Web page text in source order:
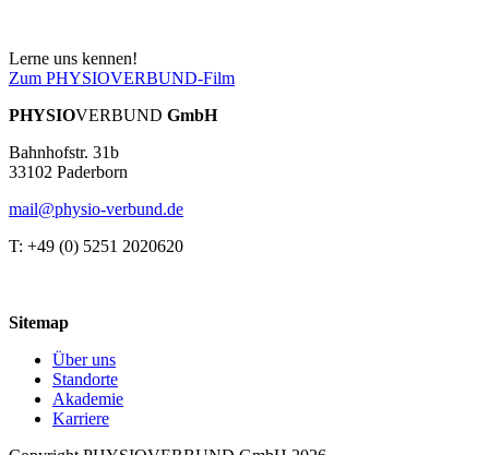
Lerne uns kennen!
Zum PHYSIOVERBUND-Film
PHYSIOVERBUND GmbH
Bahnhofstr. 31b
33102 Paderborn
mail@physio-verbund.de
T: +49 (0) 5251 2020620
Sitemap
Über uns
Standorte
Akademie
Karriere